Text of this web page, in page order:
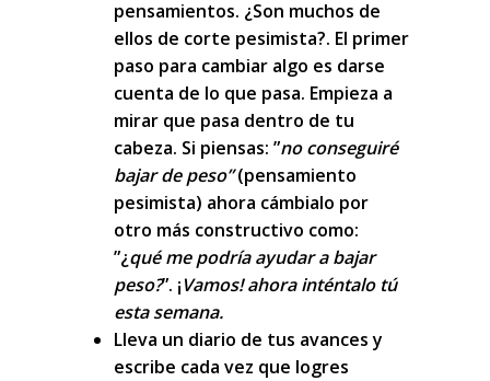
pensamientos. ¿Son muchos de
ellos de corte pesimista?. El primer
paso para cambiar algo es darse
cuenta de lo que pasa. Empieza a
mirar que pasa dentro de tu
cabeza. Si piensas: ”no conseguiré
bajar de peso”(pensamiento
pesimista) ahora cámbialo por
otro más constructivo como:
”¿qué me podría ayudar a bajar
peso?”. ¡Vamos! ahora inténtalo tú
esta semana.
Lleva un diario de tus avancesy
escribe cada vez que logres